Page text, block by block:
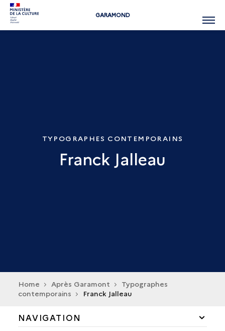
GARAMOND Menu
TYPOGRAPHES CONTEMPORAINS
Franck Jalleau
Home Après Garamont
Typographes
contemporains
Franck Jalleau
NAVIGATION